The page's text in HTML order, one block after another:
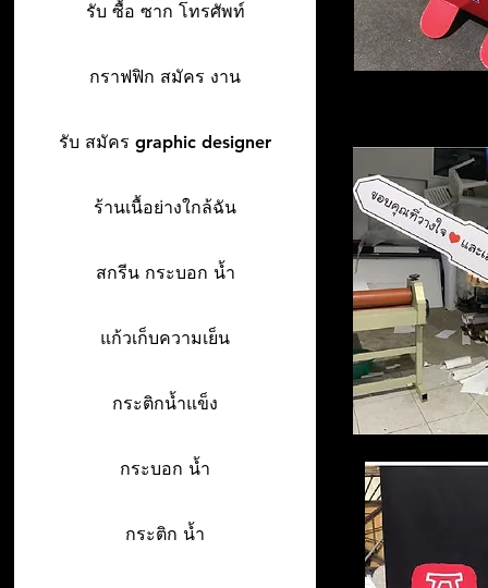
รับ ซื้อ ซาก โทรศัพท์
กราฟฟิก สมัคร งาน
รับ สมัคร graphic designer
ร้านเนื้อย่างใกล้ฉัน
สกรีน กระบอก น้ำ
แก้วเก็บความเย็น
กระติกน้ำแข็ง
กระบอก น้ำ
กระติก น้ำ